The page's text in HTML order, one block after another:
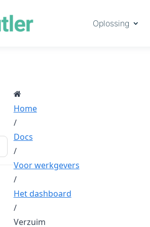
Oplossing
Home
/
Docs
/
Voor werkgevers
/
Het dashboard
/
Verzuim